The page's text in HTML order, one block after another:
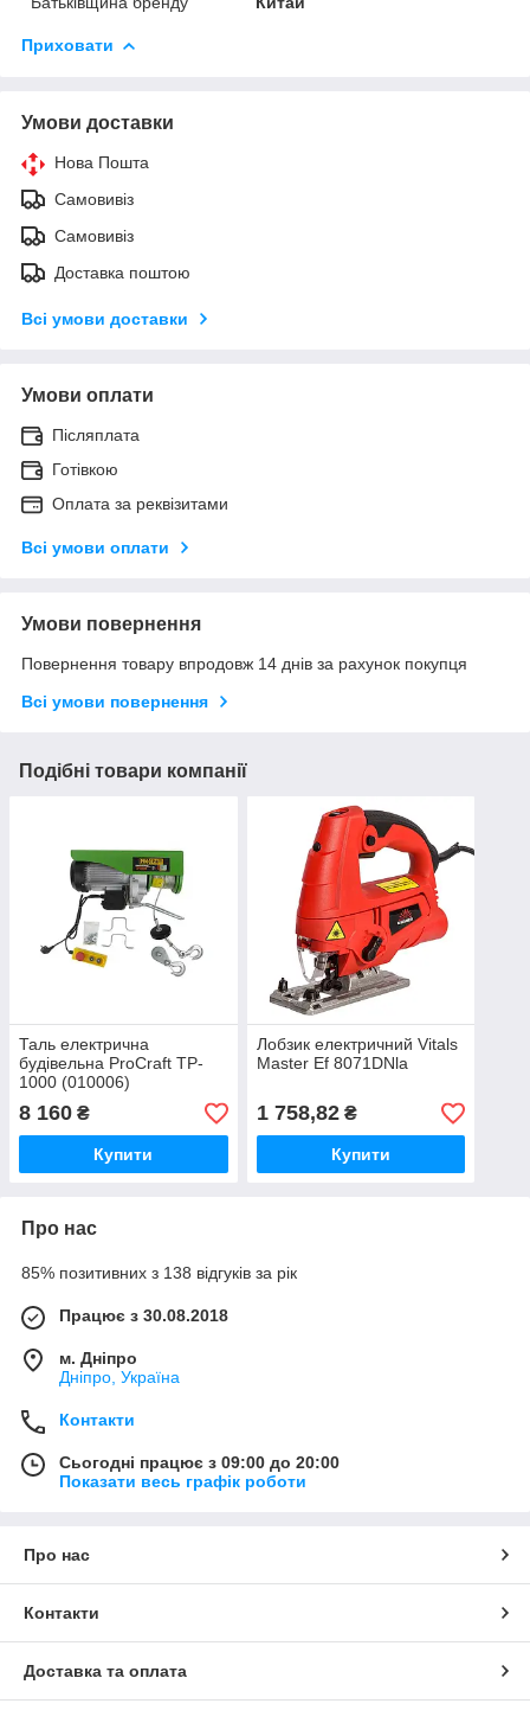
Приховати
Умови доставки
Нова Пошта
Самовивіз
Самовивіз
Доставка поштою
Всі умови доставки
Умови оплати
Післяплата
Готівкою
Оплата за реквізитами
Всі умови оплати
Умови повернення
Повернення товару впродовж 14 днів за рахунок покупця
Всі умови повернення
Подібні товари компанії
Таль електрична
будівельна ProCraft TP-
1000 (010006)
8 160 ₴
Купити
Лобзик електричний Vitals
Master Ef 8071DNla
1 758,82₴
Купити
Про нас
85% позитивних з 138 відгуків за рік
Працює з 30.08.2018
м. Дніпро
Дніпро, Україна
Контакти
Сьогодні працює з 09:00 до 20:00
Показати весь графік роботи
Про нас
Контакти
Доставка та оплата